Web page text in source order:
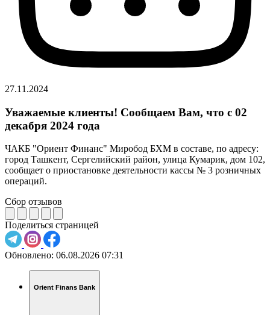
27.11.2024
Уважаемые клиенты! Сообщаем Вам, что c 02
декабря 2024 года
ЧАКБ "Ориент Финанс" Миробод БХМ в составе, по адресу:
город Ташкент, Сергелийский район, улица Кумарик, дом 102,
сообщает о приостановке деятельности кассы № 3 розничных
операций.
Сбор отзывов
Поделиться страницей
Обновлено: 06.08.2026 07:31
Orient Finans Bank